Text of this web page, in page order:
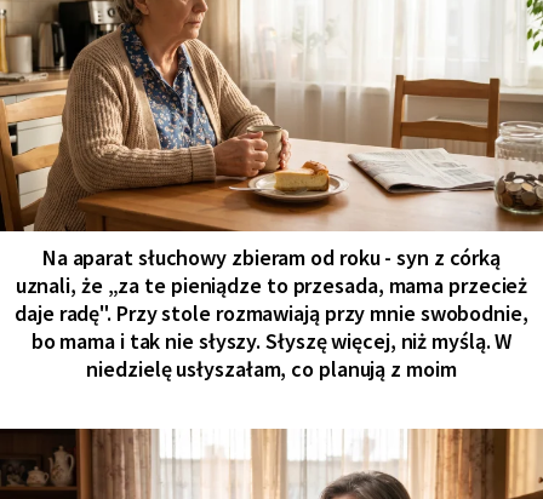
Na aparat słuchowy zbieram od roku - syn z córką
uznali, że „za te pieniądze to przesada, mama przecież
daje radę". Przy stole rozmawiają przy mnie swobodnie,
bo mama i tak nie słyszy. Słyszę więcej, niż myślą. W
niedzielę usłyszałam, co planują z moim